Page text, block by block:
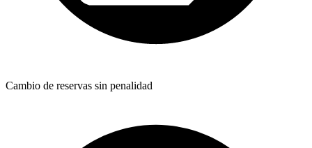
Cambio de reservas sin penalidad